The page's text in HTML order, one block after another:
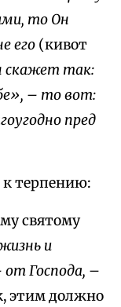
то Он
его (кивот
скажет так:
– то вот:
пред
терпению:
святому
и
Господа, –
этим должно